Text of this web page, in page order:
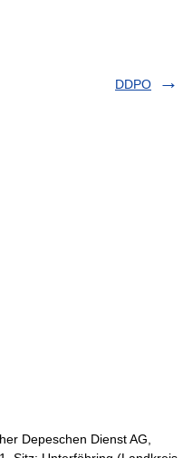
DDPO
Depeschen Dienst AG,